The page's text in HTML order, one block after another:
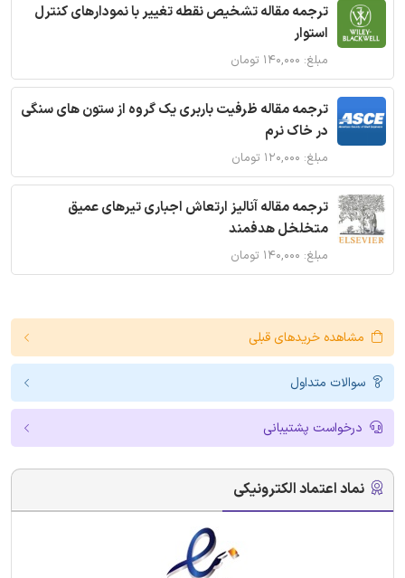
ترجمه مقاله تشخیص نقطه تغییر با نمودارهای کنترل
استوار
مبلغ: ۱۴۰,۰۰۰ تومان
ترجمه مقاله ظرفیت باربری یک گروه از ستون های سنگی
در خاک نرم
مبلغ: ۱۲۰,۰۰۰ تومان
ترجمه مقاله آنالیز ارتعاش اجباری تیرهای عمیق
متخلخل هدفمند
مبلغ: ۱۴۰,۰۰۰ تومان
مشاهده خریدهای قبلی
سوالات متداول
درخواست پشتیبانی
نماد اعتماد الکترونیکی